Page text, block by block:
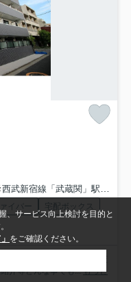
西武新宿線「武蔵関」駅 徒歩39分
イバー
宅配ボックス
ド決済、家賃や入居日の交
介等どんな事でも...もっと
、サービス向上検討を目的と
をご確認ください。